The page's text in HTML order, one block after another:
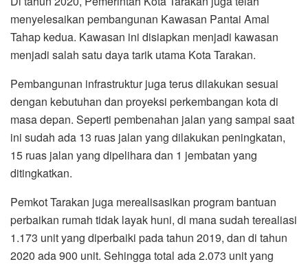
menyelesaikan pembangunan Kawasan Pantai Amal
Tahap kedua. Kawasan ini disiapkan menjadi kawasan
menjadi salah satu daya tarik utama Kota Tarakan.
Pembangunan infrastruktur juga terus dilakukan sesuai
dengan kebutuhan dan proyeksi perkembangan kota di
masa depan. Seperti pembenahan jalan yang sampai saat
ini sudah ada 13 ruas jalan yang dilakukan peningkatan,
15 ruas jalan yang dipelihara dan 1 jembatan yang
ditingkatkan.
Pemkot Tarakan juga merealisasikan program bantuan
perbaikan rumah tidak layak huni, di mana sudah terealiasi
1.173 unit yang diperbaiki pada tahun 2019, dan di tahun
2020 ada 900 unit. Sehingga total ada 2.073 unit yang